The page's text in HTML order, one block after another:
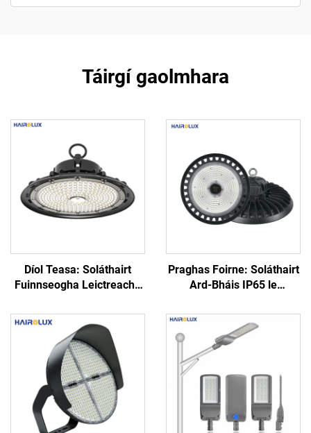
Táirgí gaolmhara
Díol Teasa: Soláthairt
Fuinnseogha Leictreacha
Lus UFO Ardghlan,
Soláthairt Indiastriúil
100W, 150W, 200W LED
Ard-Bháis
Praghas Foirne: Soláthairt
Ard-Bháis IP65 le
100W, 150W, 200W, 250W
do Oifigí agus do
Dhreapáin Leictreacha